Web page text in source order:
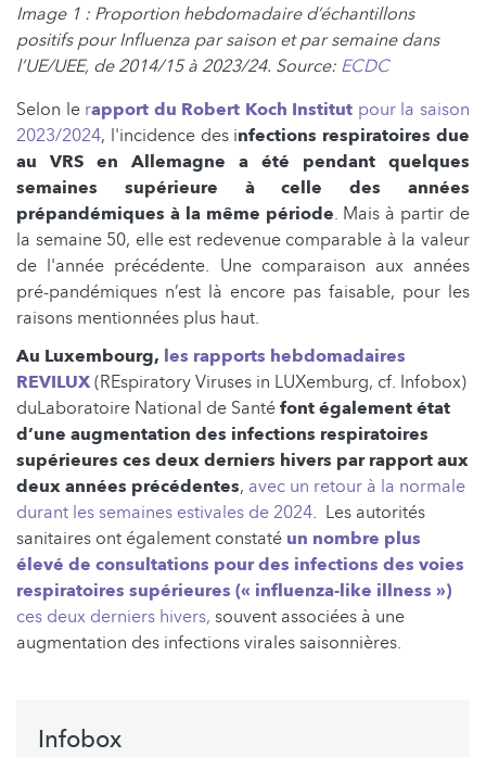
Image 1 : Proportion hebdomadaire d’échantillons
positifs pour Influenza par saison et par semaine dans
l’UE/UEE, de 2014/15 à 2023/24. Source: ECDC
Selon le rapport du Robert Koch Institut pour la saison
2023/2024, l'incidence des infections respiratoires due
au VRS en Allemagne a été pendant quelques
semaines supérieure à celle des années
prépandémiques à la même période. Mais à partir de
la semaine 50, elle est redevenue comparable à la valeur
de l'année précédente. Une comparaison aux années
pré-pandémiques n’est là encore pas faisable, pour les
raisons mentionnées plus haut.
Au Luxembourg, les rapports hebdomadaires
REVILUX(REspiratory Viruses in LUXemburg, cf. Infobox)
duLaboratoire National de Santéfont également état
d’une augmentation des infections respiratoires
supérieures ces deux derniers hivers par rapport aux
deux années précédentes, avec un retour à la normale
durant les semaines estivales de 2024. Les autorités
sanitaires ont également constaté un nombre plus
élevé de consultations pour des infections des voies
respiratoires supérieures (« influenza-like illness »)
ces deux derniers hivers, souvent associées à une
augmentation des infections virales saisonnières.
Infobox